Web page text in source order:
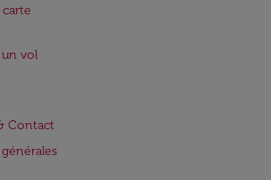
vol
Contact